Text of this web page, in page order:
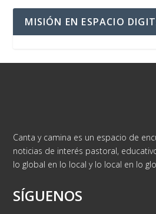
MISIÓN EN ESPACIO
Canta y camina es un espacio de
noticias de interés pastoral,
lo global en lo local y lo local en lo
SÍGUENOS